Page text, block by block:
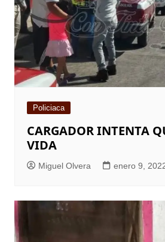
Policiaca
CARGADOR INTENTA
VIDA
Miguel Olvera enero 9,